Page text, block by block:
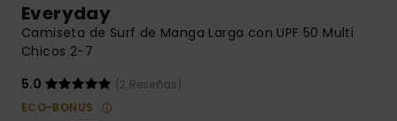
Encuentra
las preguntas
más
Everyday
Camiseta de Surf de Manga Larga con UPF 50 Multi
Chicos 2-7
5.0
(2 Reseñas)
ECO-BONUS